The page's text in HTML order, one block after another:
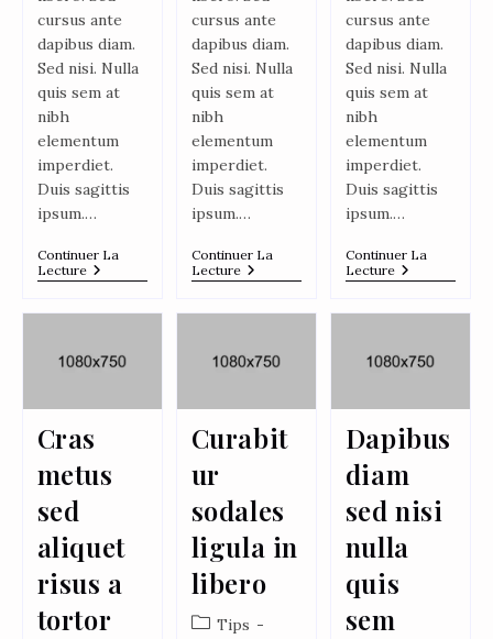
cursus ante
dapibus diam.
Sed nisi. Nulla
quis sem at
nibh
elementum
imperdiet.
Duis sagittis
ipsum.…
Continuer La
Lecture
cursus ante
dapibus diam.
Sed nisi. Nulla
quis sem at
nibh
elementum
imperdiet.
Duis sagittis
ipsum.…
Continuer La
Lecture
cursus ante
dapibus diam.
Sed nisi. Nulla
quis sem at
nibh
elementum
imperdiet.
Duis sagittis
ipsum.…
Continuer La
Lecture
Cras
metus
sed
aliquet
risus a
tortor
Curabit
ur
sodales
ligula in
libero
Tips
Dapibus
diam
sed nisi
nulla
quis
sem